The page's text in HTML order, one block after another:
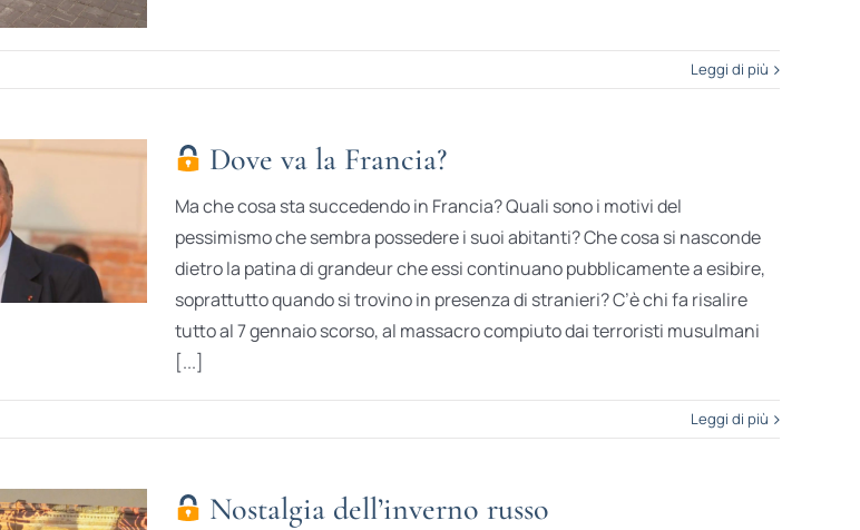
Leggi di più
Dove va la Francia?
Ma che cosa sta succedendo in Francia? Quali sono i motivi del
pessimismo che sembra possedere i suoi abitanti? Che cosa si nasconde
dietro la patina di grandeur che essi continuano pubblicamente a esibire,
soprattutto quando si trovino in presenza di stranieri? C’è chi fa risalire
tutto al 7 gennaio scorso, al massacro compiuto dai terroristi musulmani
[...]
Leggi di più
Nostalgia dell’inverno russo